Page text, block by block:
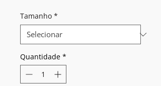
Tamanho *
Quantidade *